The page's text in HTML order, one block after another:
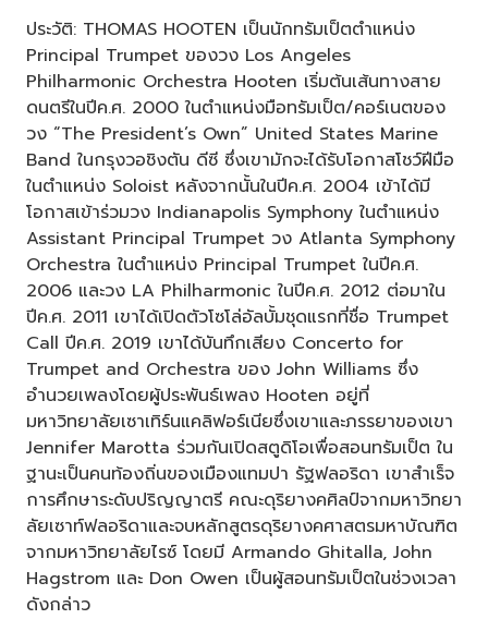
ประวัติ: THOMAS HOOTEN เป็นนักทรัมเป็ตตำแหน่ง
Principal Trumpet ของวง Los Angeles
Philharmonic Orchestra Hooten เริ่มต้นเส้นทางสาย
ดนตรีในปีค.ศ. 2000 ในตำแหน่งมือทรัมเป็ต/คอร์เนตของ
วง “The President’s Own” United States Marine
Band ในกรุงวอชิงตัน ดีซี ซึ่งเขามักจะได้รับโอกาสโชว์ฝีมือ
ในตำแหน่ง Soloist หลังจากนั้นในปีค.ศ. 2004 เข้าได้มี
โอกาสเข้าร่วมวง Indianapolis Symphony ในตำแหน่ง
Assistant Principal Trumpet วง Atlanta Symphony
Orchestra ในตำแหน่ง Principal Trumpet ในปีค.ศ.
2006 และวง LA Philharmonic ในปีค.ศ. 2012 ต่อมาใน
ปีค.ศ. 2011 เขาได้เปิดตัวโซโล่อัลบั้มชุดแรกที่ชื่อ Trumpet
Call ปีค.ศ. 2019 เขาได้บันทึกเสียง Concerto for
Trumpet and Orchestra ของ John Williams ซึ่ง
อำนวยเพลงโดยผู้ประพันธ์เพลง Hooten อยู่ที่
มหาวิทยาลัยเซาเทิร์นแคลิฟอร์เนียซึ่งเขาและภรรยาของเขา
Jennifer Marotta ร่วมกันเปิดสตูดิโอเพื่อสอนทรัมเป็ต ใน
ฐานะเป็นคนท้องถิ่นของเมืองแทมปา รัฐฟลอริดา เขาสำเร็จ
การศึกษาระดับปริญญาตรี คณะดุริยางคศิลป์จากมหาวิทยา
ลัยเซาท์ฟลอริดาและจบหลักสูตรดุริยางคศาสตรมหาบัณฑิต
จากมหาวิทยาลัยไรซ์ โดยมี Armando Ghitalla, John
Hagstrom และ Don Owen เป็นผู้สอนทรัมเป็ตในช่วงเวลา
ดังกล่าว